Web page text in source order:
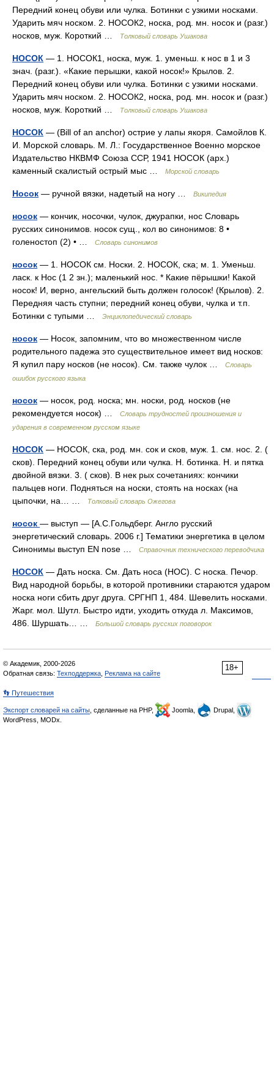
Передний конец обуви или чулка. Ботинки с узкими носками.
Ударить мяч носком. 2. НОСОК2, носка, род. мн. носок и (разг.)
носков, муж. Короткий …
Толковый словарь Ушакова
НОСОК — 1. НОСОК1, носка, муж. 1. уменьш. к нос в 1 и 3
знач. (разг.). «Какие перышки, какой носок!» Крылов. 2.
Передний конец обуви или чулка. Ботинки с узкими носками.
Ударить мяч носком. 2. НОСОК2, носка, род. мн. носок и (разг.)
носков, муж. Короткий …
Толковый словарь Ушакова
НОСОК — (Bill of an anchor) острие у лапы якоря. Самойлов К.
И. Морской словарь. М. Л.: Государственное Военно морское
Издательство НКВМФ Союза ССР, 1941 НОСОК (арх.)
каменный скалистый острый мыс …
Морской словарь
Носок — ручной вязки, надетый на ногу … Википедия
носок — кончик, носочки, чулок, джурапки, нос Словарь
русских синонимов. носок сущ., кол во синонимов: 8 •
голеностоп (2) • …
Словарь синонимов
носок — 1. НОСОК см. Носки. 2. НОСОК, ска; м. 1. Уменьш.
ласк. к Нос (1 2 зн.); маленький нос. * Какие пёрышки! Какой
носок! И, верно, ангельский быть должен голосок! (Крылов). 2.
Передняя часть ступни; передний конец обуви, чулка и т.п.
Ботинки с тупыми …
Энциклопедический словарь
носок — Носок, запомним, что во множественном числе
родительного падежа это существительное имеет вид носков:
Я купил пару носков (не носок). См. также чулок …
Словарь
ошибок русского языка
носок — носок, род. носка; мн. носки, род. носков (не
рекомендуется носок) …
Словарь трудностей произношения и
ударения в современном русском языке
НОСОК — НОСОК, ска, род. мн. сок и сков, муж. 1. см. нос. 2. (
сков). Передний конец обуви или чулка. Н. ботинка. Н. и пятка
двойной вязки. 3. ( сков). В нек рых сочетаниях: кончики
пальцев ноги. Подняться на носки, стоять на носках (на
цыпочки, на… …
Толковый словарь Ожегова
носок — выступ — [А.С.Гольдберг. Англо русский
энергетический словарь. 2006 г.] Тематики энергетика в целом
Синонимы выступ EN nose …
Справочник технического переводчика
НОСОК — Дать носка. См. Дать носа (НОС). С носка. Печор.
Вид народной борьбы, в которой противники стараются ударом
носка ноги сбить друг друга. СРГНП 1, 484. Шевелить носками.
Жарг. мол. Шутл. Быстро идти, уходить откуда л. Максимов,
486. Шуршать… …
Большой словарь русских поговорок
18+
© Академик, 2000-2026
Обратная связь: Техподдержка Реклама на сайте
👣 Путешествия
Экспорт словарей на сайты , сделанные на PHP, Joomla,
Drupal,
WordPress, MODx.